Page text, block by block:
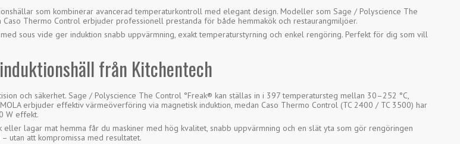
som kombinerar avancerad temperaturkontroll med elegant design. Modeller som Sage / Polyscience The
Caso Thermo Control erbjuder professionell prestanda för både hemmakök och restaurangmiljöer.
sous vide ger induktion snabb uppvärmning, exakt temperaturstyrning och enkel rengöring. Perfekt för dig som vill
från Kitchentech
och säkerhet. Sage / Polyscience The Control °Freak® kan ställas in i 397 temperatursteg mellan 30–252 °C,
erbjuder effektiv värmeöverföring via magnetisk induktion, medan Caso Thermo Control (TC 2400 / TC 3500) har
W effekt.
lagar mat hemma får du maskiner med hög kvalitet, snabb uppvärmning och en slät yta som gör rengöringen
utan att kompromissa med resultatet.